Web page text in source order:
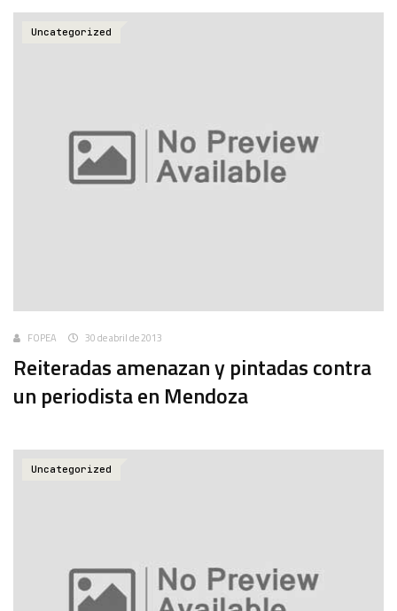
Uncategorized
FOPEA 30 de abril de 2013
Reiteradas amenazan y pintadas contra
un periodista en Mendoza
Uncategorized